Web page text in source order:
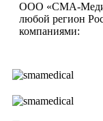
ООО «СМА-
любой регион
компаниями: